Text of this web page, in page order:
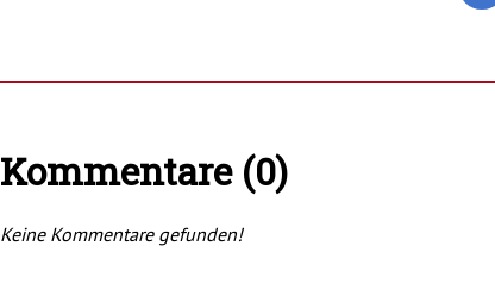
Kommentare (0)
Keine Kommentare gefunden!